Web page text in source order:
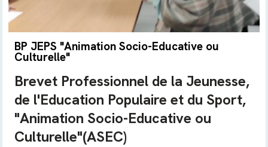
BP JEPS "Animation Socio-Educative ou
Culturelle"
Brevet Professionnel de la Jeunesse,
de l'Education Populaire et du Sport,
"Animation Socio-Educative ou
Culturelle"(ASEC)